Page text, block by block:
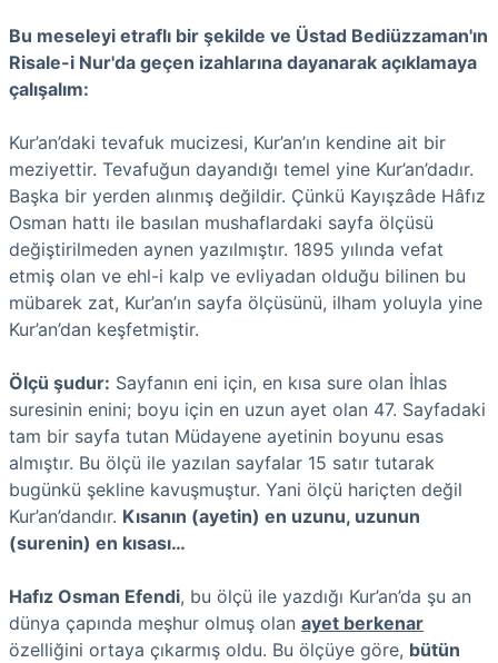
Bu meseleyi etraflı bir şekilde ve Üstad Bediüzzaman'ın
Risale-i Nur'da geçen izahlarına dayanarak açıklamaya
çalışalım:
Kur’an’daki tevafuk mucizesi, Kur’an’ın kendine ait bir
meziyettir. Tevafuğun dayandığı temel yine Kur’an’dadır.
Başka bir yerden alınmış değildir. Çünkü Kayışzâde Hâfız
Osman hattı ile basılan mushaflardaki sayfa ölçüsü
değiştirilmeden aynen yazılmıştır. 1895 yılında vefat
etmiş olan ve ehl-i kalp ve evliyadan olduğu bilinen bu
mübarek zat, Kur’an’ın sayfa ölçüsünü, ilham yoluyla yine
Kur’an’dan keşfetmiştir.
Ölçü şudur: Sayfanın eni için, en kısa sure olan İhlas
suresinin enini; boyu için en uzun ayet olan 47. Sayfadaki
tam bir sayfa tutan Müdayene ayetinin boyunu esas
almıştır. Bu ölçü ile yazılan sayfalar 15 satır tutarak
bugünkü şekline kavuşmuştur. Yani ölçü hariçten değil
Kur’an’dandır. Kısanın (ayetin) en uzunu, uzunun
(surenin) en kısası…
Hafız Osman Efendi, bu ölçü ile yazdığı Kur’an’da şu an
dünya çapında meşhur olmuş olan ayet berkenar
özelliğini ortaya çıkarmış oldu. Bu ölçüye göre, bütün